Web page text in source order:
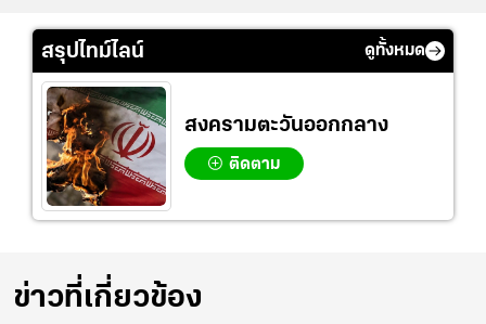
สรุปไทม์ไลน์ ดูทั้งหมด
สงครามตะวันออกกลาง
ติดตาม
ข่าวที่เกี่ยวข้อง